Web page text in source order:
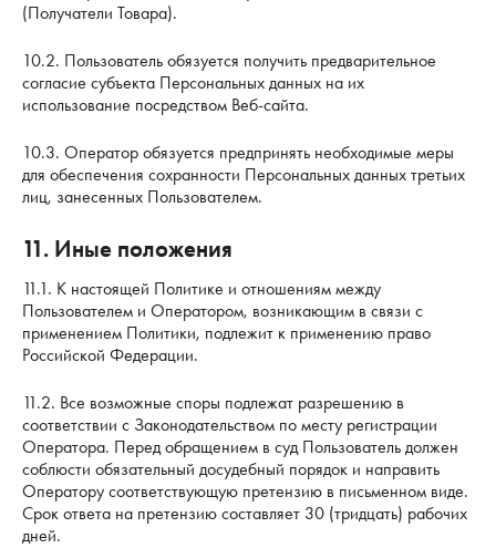
(Получатели Товара).
10.2. Пользователь обязуется получить предварительное
согласие субъекта Персональных данных на их
использование посредством Веб-сайта.
10.3. Оператор обязуется предпринять необходимые меры
для обеспечения сохранности Персональных данных третьих
лиц, занесенных Пользователем.
11. Иные положения
11.1. К настоящей Политике и отношениям между
Пользователем и Оператором, возникающим в связи с
применением Политики, подлежит к применению право
Российской Федерации.
11.2. Все возможные споры подлежат разрешению в
соответствии с Законодательством по месту регистрации
Оператора. Перед обращением в суд Пользователь должен
соблюсти обязательный досудебный порядок и направить
Оператору соответствующую претензию в письменном виде.
Срок ответа на претензию составляет 30 (тридцать) рабочих
дней.